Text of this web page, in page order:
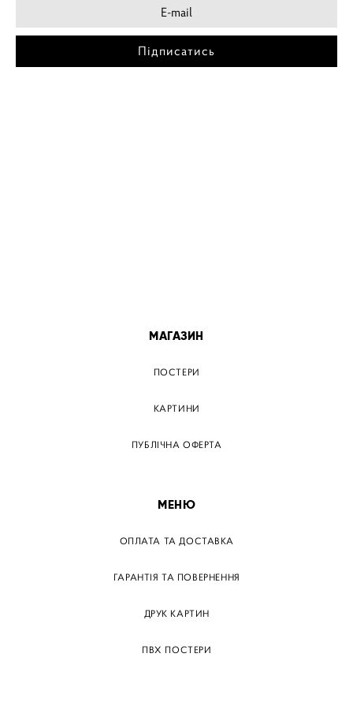
Підписатись
МАГАЗИН
ПОСТЕРИ
КАРТИНИ
ПУБЛІЧНА ОФЕРТА
МЕНЮ
ОПЛАТА ТА ДОСТАВКА
ГАРАНТІЯ ТА ПОВЕРНЕННЯ
ДРУК КАРТИН
ПВХ ПОСТЕРИ